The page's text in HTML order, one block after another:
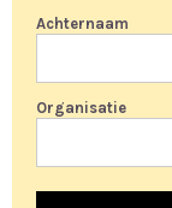
Achternaam
Organisatie